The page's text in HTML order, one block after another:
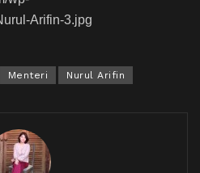
Arifin-3.jpg
Menteri Nurul Arifin